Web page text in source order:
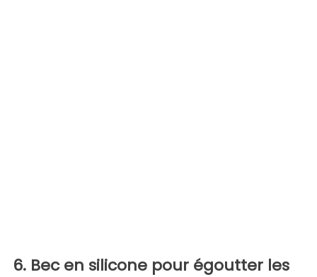
6. Bec en silicone pour égoutter les